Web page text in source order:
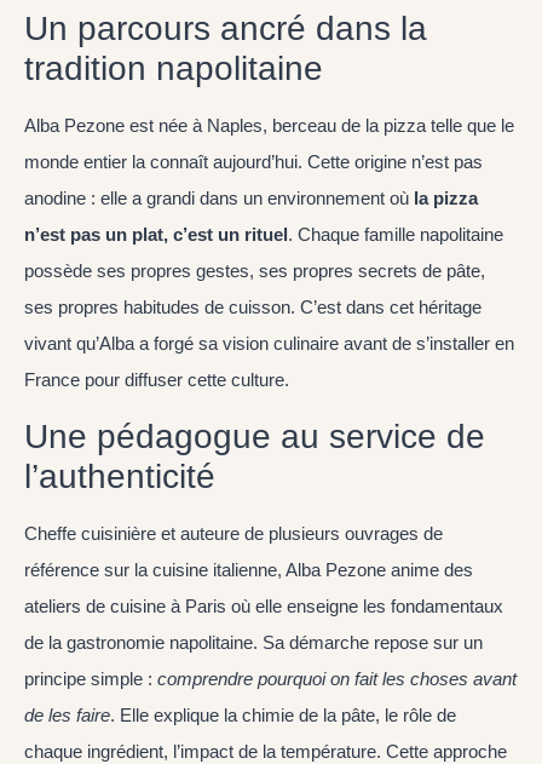
Un parcours ancré dans la
tradition napolitaine
Alba Pezone est née à Naples, berceau de la pizza telle que le
monde entier la connaît aujourd’hui. Cette origine n’est pas
anodine : elle a grandi dans un environnement où la pizza
n’est pas un plat, c’est un rituel. Chaque famille napolitaine
possède ses propres gestes, ses propres secrets de pâte,
ses propres habitudes de cuisson. C’est dans cet héritage
vivant qu’Alba a forgé sa vision culinaire avant de s’installer en
France pour diffuser cette culture.
Une pédagogue au service de
l’authenticité
Cheffe cuisinière et auteure de plusieurs ouvrages de
référence sur la cuisine italienne, Alba Pezone anime des
ateliers de cuisine à Paris où elle enseigne les fondamentaux
de la gastronomie napolitaine. Sa démarche repose sur un
principe simple : comprendre pourquoi on fait les choses avant
de les faire. Elle explique la chimie de la pâte, le rôle de
chaque ingrédient, l’impact de la température. Cette approche